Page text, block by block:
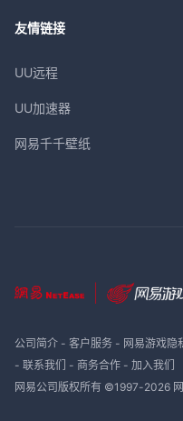
友情链接
UU远程
UU加速器
网易千千壁纸
公司简介- 客户服务- 网易游戏隐
- 联系我们 - 商务合作- 加入我们
网易公司版权所有 ©1997-2026